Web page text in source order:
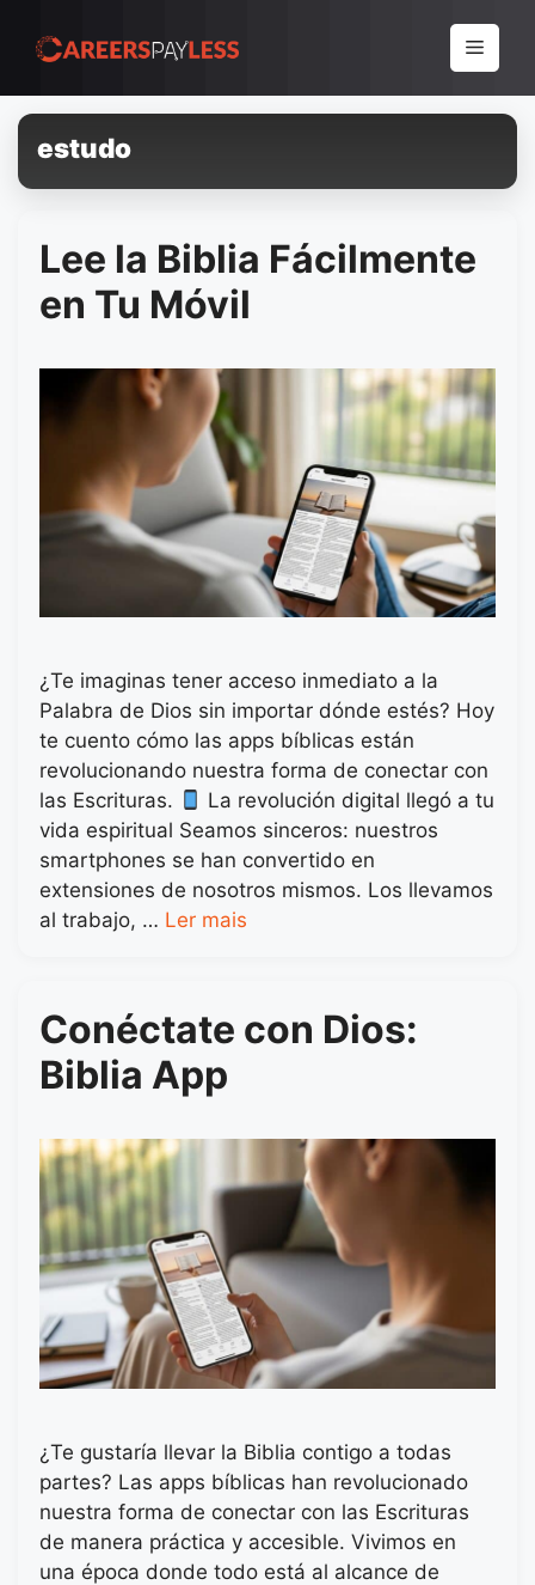
para
conteúdo
Menu
estudo
Lee la Biblia Fácilmente
en Tu Móvil
¿Te imaginas tener acceso inmediato a la
Palabra de Dios sin importar dónde estés? Hoy
te cuento cómo las apps bíblicas están
revolucionando nuestra forma de conectar con
las Escrituras.
La revolución digital llegó a tu
vida espiritual Seamos sinceros: nuestros
smartphones se han convertido en
extensiones de nosotros mismos. Los llevamos
al trabajo, … Ler mais
Conéctate con Dios:
Biblia App
¿Te gustaría llevar la Biblia contigo a todas
partes? Las apps bíblicas han revolucionado
nuestra forma de conectar con las Escrituras
de manera práctica y accesible. Vivimos en
una época donde todo está al alcance de